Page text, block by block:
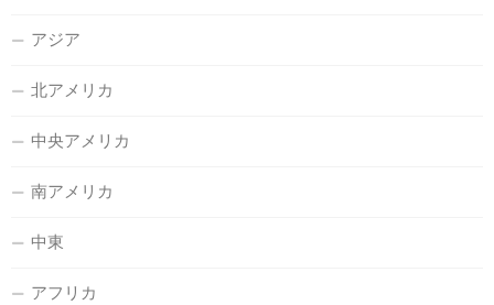
アジア
北アメリカ
中央アメリカ
南アメリカ
中東
アフリカ